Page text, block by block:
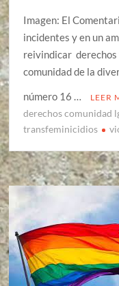
Imagen: El
incidentes y en un
reivindicar derechos
comunidad de la
número 16 …
LEER
derechos comunidad
transfeminicidios